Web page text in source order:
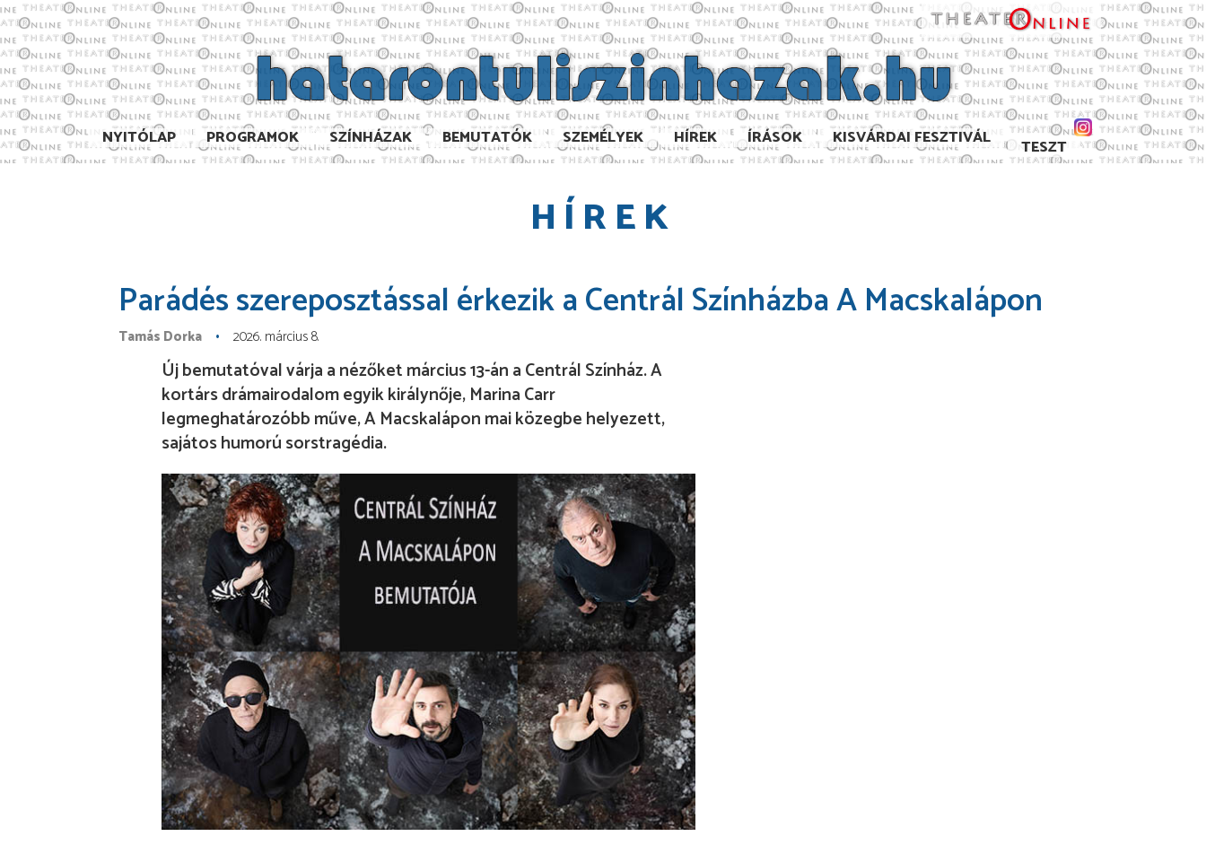
NYITÓLAP PROGRAMOK SZÍNHÁZAK BEMUTATÓK SZEMÉLYEK HÍREK ÍRÁSOK KISVÁRDAI FESZTIVÁL TESZT
HÍREK
Parádés szereposztással érkezik a Centrál Színházba A Macskalápon
Tamás Dorka 2026. március 8.
Új bemutatóval várja a nézőket március 13-án a Centrál Színház. A
kortárs drámairodalom egyik királynője, Marina Carr
legmeghatározóbb műve, A Macskalápon mai közegbe helyezett,
sajátos humorú sorstragédia.